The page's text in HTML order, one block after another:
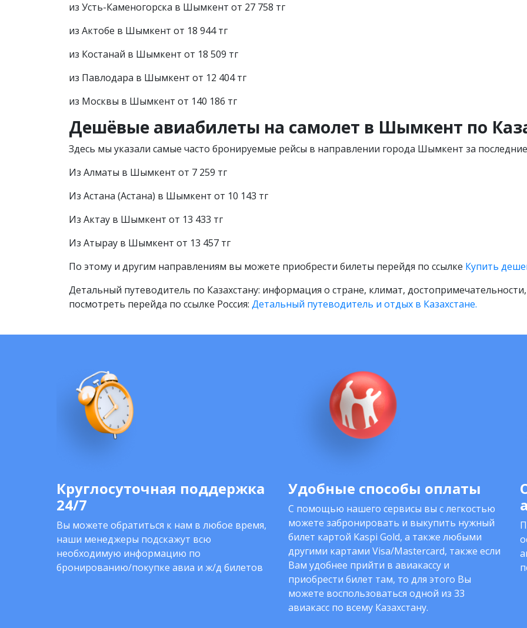
из Усть-Каменогорска в Шымкент от 27 758 тг
из Актобе в Шымкент от 18 944 тг
из Костанай в Шымкент от 18 509 тг
из Павлодара в Шымкент от 12 404 тг
из Москвы в Шымкент от 140 186 тг
Дешёвые авиабилеты на самолет в Шымкент по
Здесь мы указали самые часто бронируемые рейсы в направлении города Шымкент за последние
Из Алматы в Шымкент от 7 259 тг
Из Астана (Астана) в Шымкент от 10 143 тг
Из Актау в Шымкент от 13 433 тг
Из Атырау в Шымкент от 13 457 тг
По этому и другим направлениям вы можете приобрести билеты перейдя по ссылке Купить
Детальный путеводитель по Казахстану: информация о стране, климат,
посмотреть перейда по ссылке Россия: Детальный путеводитель и отдых в Казахстане.
Круглосуточная поддержка
24/7
Вы можете обратиться к нам в любое время,
наши менеджеры подскажут всю
необходимую информацию по
бронированию/покупке авиа и ж/д билетов
Удобные способы оплаты
С помощью нашего сервисы вы с легкостью
можете забронировать и выкупить нужный
билет картой Kaspi Gold, а также любыми
другими картами Visa/Mastercard, также если
Вам удобнее прийти в авиакассу и
приобрести билет там, то для этого Вы
можете воспользоваться одной из 33
авиакасс по всему Казахстану.